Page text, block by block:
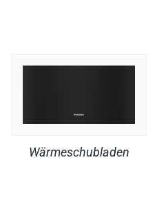
Wärmeschubladen